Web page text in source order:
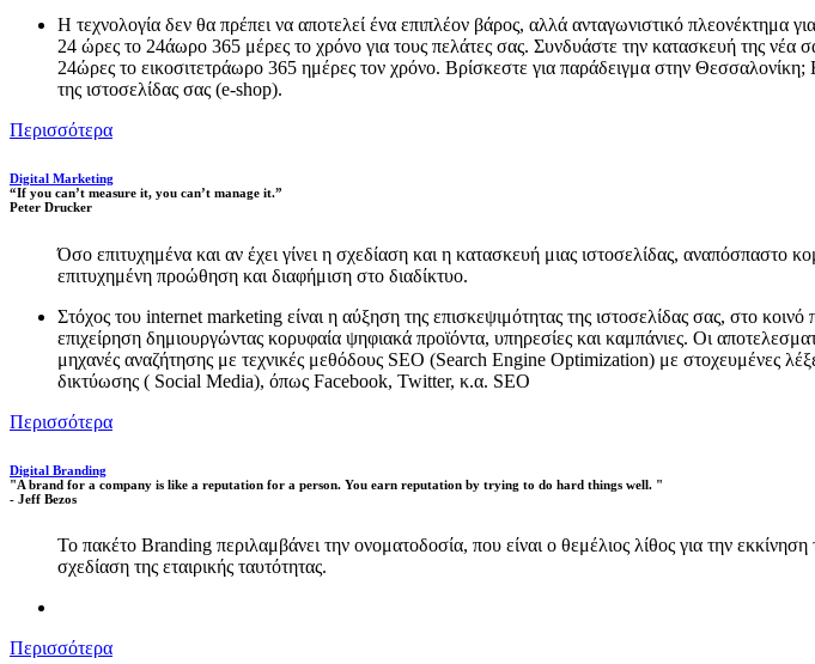
Η τεχνολογία δεν θα πρέπει να αποτελεί ένα επιπλέον βάρος, αλλά ανταγωνιστικό πλεονέκτημα
24 ώρες το 24άωρο 365 μέρες το χρόνο για τους πελάτες σας. Συνδυάστε την κατασκευή της νέα
24ώρες το εικοσιτετράωρο 365 ημέρες τον χρόνο. Βρίσκεστε για παράδειγμα στην
της ιστοσελίδας σας (e-shop).
Περισσότερα
Digital Marketing
“If you can’t measure it, you can’t manage it.”
Peter Drucker
Όσο επιτυχημένα και αν έχει γίνει η σχεδίαση και η κατασκευή μιας ιστοσελίδας, αναπόσπαστο
επιτυχημένη προώθηση και διαφήμιση στο διαδίκτυο.
Στόχος του internet marketing είναι η αύξηση της επισκεψιμότητας της ιστοσελίδας σας, στο
επιχείρηση δημιουργώντας κορυφαία ψηφιακά προϊόντα, υπηρεσίες και καμπάνιες. Οι
μηχανές αναζήτησης με τεχνικές μεθόδους SEO (Search Engine Optimization) με στοχευμένες
δικτύωσης ( Social Media), όπως Facebook, Twitter, κ.α. SEO
Περισσότερα
Digital Branding
"A brand for a company is like a reputation for a person. You earn reputation by trying to do hard things well. "
- Jeff Bezos
Το πακέτο Branding περιλαμβάνει την ονοματοδοσία, που είναι ο θεμέλιος λίθος για την
σχεδίαση της εταιρικής ταυτότητας.
Περισσότερα